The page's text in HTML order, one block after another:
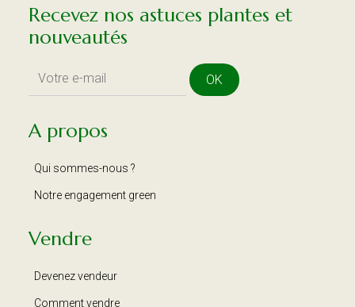
Recevez nos astuces plantes et
nouveautés
OK
A propos
Qui sommes-nous ?
Notre engagement green
Vendre
Devenez vendeur
Comment vendre